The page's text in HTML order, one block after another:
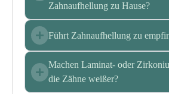
Zahnaufhellung zu Hause?
Führt Zahnaufhellung zu
Machen Laminat- oder
die Zähne weißer?